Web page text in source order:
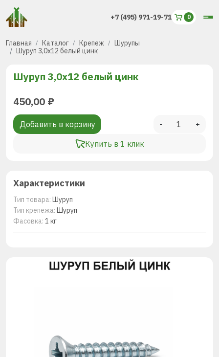
+7 (495) 971-19-71
Главная Каталог Крепеж
Шурупы
Шуруп 3,0х12 белый цинк
Шуруп 3,0х12 белый цинк
450,00 ₽
Добавить в корзину
Купить в 1 клик
- +
Характеристики
Тип товара: Шуруп
Тип крепежа: Шуруп
Фасовка: 1 кг